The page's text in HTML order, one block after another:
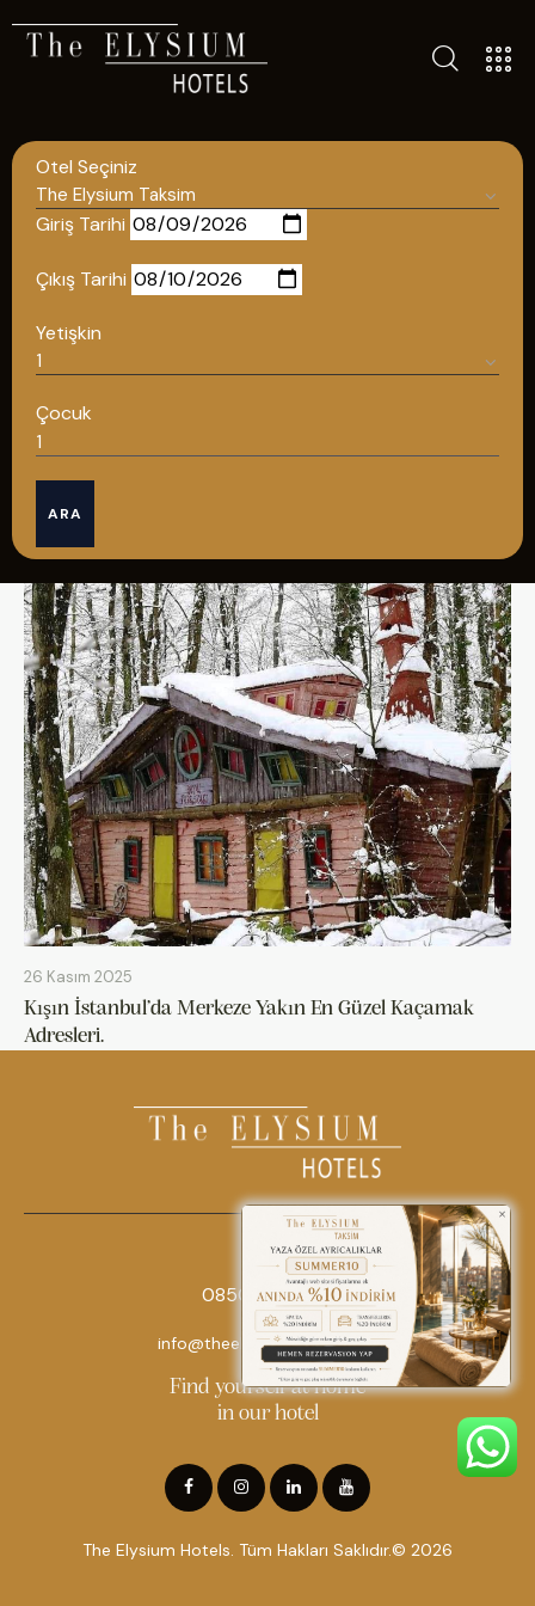
Otel Seçiniz
Giriş Tarihi
Çıkış Tarihi
Yetişkin
Çocuk
ARA
26 Kasım 2025
Kışın İstanbul’da Merkeze Yakın En Güzel Kaçamak
Adresleri.
0850 242 18 18
info@theelysiumhotels.com
Find yourself at home
in our hotel
The Elysium Hotels. Tüm Hakları Saklıdır.© 2026
TÜM OTELLERIMIZ
POLITIKALAR
GIZLILIK POLITIKASI
Türkçe
08502421818
REZERVASYON